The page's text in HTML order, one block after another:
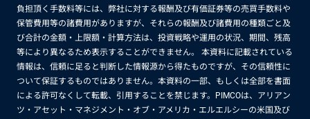
負担頂く手数料等には、弊社に対する報酬及び有価証券等の売買手数料や
保管費用等の諸費用がありますが、それらの報酬及び諸費用の種類ごと及
び合計の金額・上限額・計算方法は、投資戦略や運用の状況、期間、残高
等により異なるため表示することができません。 本資料に記載されている
情報は、信頼に足ると判断した情報源から得たものですが、その信頼性に
ついて保証するものではありません。本資料の一部、もしくは全部を書面
による許可なくして転載、引用することを禁じます。PIMCOは、アリアン
ツ・アセット・マネジメント・オブ・アメリカ・エルエルシーの米国及び